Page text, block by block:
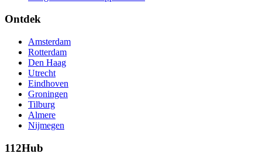
Ontdek
Amsterdam
Rotterdam
Den Haag
Utrecht
Eindhoven
Groningen
Tilburg
Almere
Nijmegen
112Hub